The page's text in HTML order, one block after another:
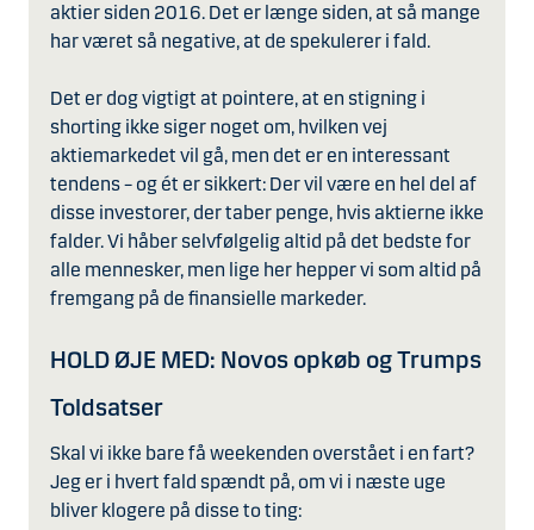
aktier siden 2016. Det er længe siden, at så mange
har været så negative, at de spekulerer i fald.
Det er dog vigtigt at pointere, at en stigning i
shorting ikke siger noget om, hvilken vej
aktiemarkedet vil gå, men det er en interessant
tendens – og ét er sikkert: Der vil være en hel del af
disse investorer, der taber penge, hvis aktierne ikke
falder. Vi håber selvfølgelig altid på det bedste for
alle mennesker, men lige her hepper vi som altid på
fremgang på de finansielle markeder.
HOLD ØJE MED: Novos opkøb og Trumps
Toldsatser
Skal vi ikke bare få weekenden overstået i en fart?
Jeg er i hvert fald spændt på, om vi i næste uge
bliver klogere på disse to ting: